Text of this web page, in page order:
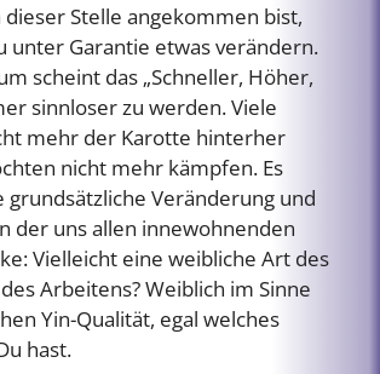
dieser Stelle angekommen bist,
unter Garantie etwas verändern.
scheint das „Schneller, Höher,
sinnloser zu werden. Viele
mehr der Karotte hinterher
nicht mehr kämpfen. Es
grundsätzliche Veränderung und
der uns allen innewohnenden
Vielleicht eine weibliche Art des
Arbeitens? Weiblich im Sinne
Yin-Qualität, egal welches
hast.